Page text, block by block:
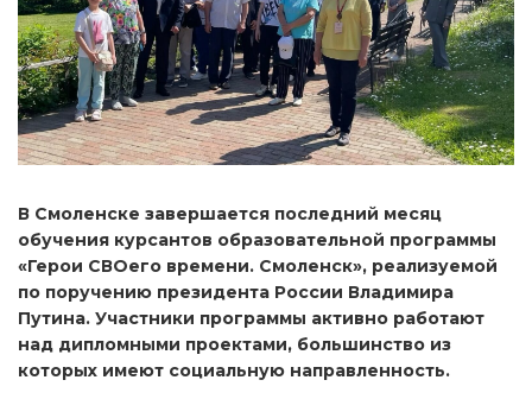
В Смоленске завершается последний месяц
обучения курсантов образовательной программы
«Герои СВОего времени. Смоленск», реализуемой
по поручению президента России Владимира
Путина. Участники программы активно работают
над дипломными проектами, большинство из
которых имеют социальную направленность.